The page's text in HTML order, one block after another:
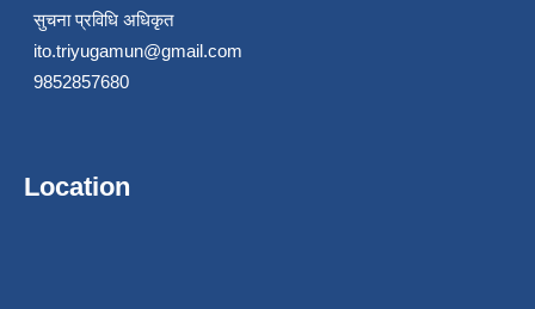
सुचना प्रविधि अधिकृत
ito.triyugamun@gmail.com
9852857680
Location